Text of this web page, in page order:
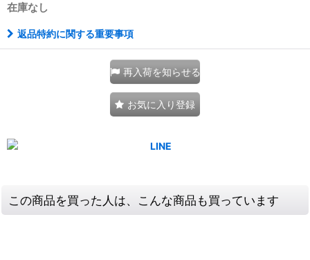
在庫なし
返品特約に関する重要事項
再入荷を知らせる
お気に入り登録
この商品を買った人は、こんな商品も買っています